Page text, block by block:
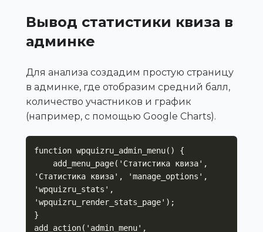
Вывод статистики квиза в
админке
Для анализа создадим простую страницу
в админке, где отобразим средний балл,
количество участников и график
(например, с помощью Google Charts).
function wpquizru_admin_menu() {
'Статистика квиза', 'manage_options',
'wpquizru_stats',
'wpquizru_render_stats_page');
}
add_action('admin_menu',